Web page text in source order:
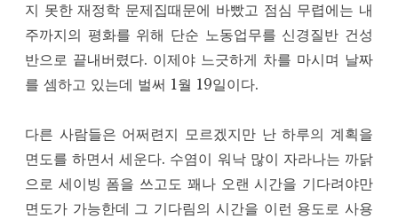
지 못한 재정학 문제집때문에 바빴고 점심 무렵에는 내
주까지의 평화를 위해 단순 노동업무를 신경질반 건성
반으로 끝내버렸다. 이제야 느긋하게 차를 마시며 날짜
를 셈하고 있는데 벌써 1월 19일이다.
다른 사람들은 어쩌련지 모르겠지만 난 하루의 계획을
면도를 하면서 세운다. 수염이 워낙 많이 자라나는 까닭
으로 세이빙 폼을 쓰고도 꽤나 오랜 시간을 기다려야만
면도가 가능한데 그 기다림의 시간을 이런 용도로 사용